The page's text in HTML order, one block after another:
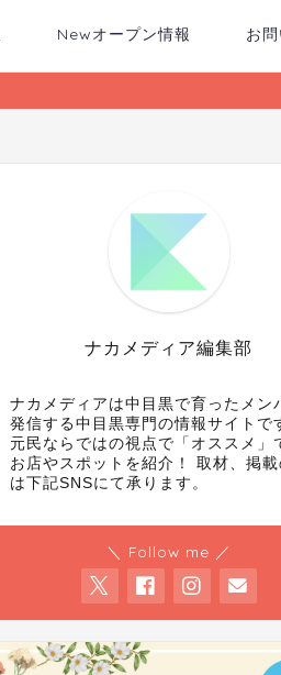
Newオープン情報 お
ナカメディア編集部
ナカメディアは中目黒で育ったメン
発信する中目黒専門の情報サイトで
元民ならではの視点で「オススメ」
お店やスポットを紹介！ 取材、掲
は下記SNSにて承ります。
＼ Follow me ／